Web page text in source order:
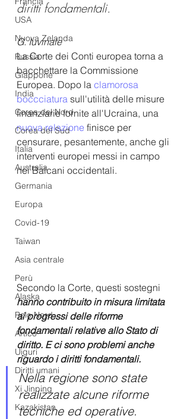
USA
Nuova Zelanda
Russia
Giappone
India
Corea del Nord
Corea del Sud
Italia
Australia
Germania
Europa
Covid-19
Taiwan
Asia centrale
Perù
Alaska
Polo Nord
Artico
Uiguri
Diritti umani
Xi Jinping
Kazakistan
diritti fondamentali.
G. Iuvinale
La Corte dei Conti europea torna a
bacchettare la Commissione
Europea. Dopo la clamorosa
boccciatura sull'utilità delle misure
finanziarie fornite all'Ucraina, una
nuova relazione finisce per
censurare, pesantemente, anche gli
interventi europei messi in campo
nei Balcani occidentali.
Secondo la Corte, questi sostegni
hanno contribuito in misura limitata
ai progressi delle riforme
fondamentali relative allo Stato di
diritto. E ci sono problemi anche
riguardo i diritti fondamentali.
Nella regione sono state
realizzate alcune riforme
tecniche ed operative.